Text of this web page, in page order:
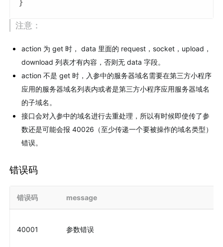
注意：
action 为 get 时， data 里面的 request，socket，upload，
download 列表才有内容，否则无 data 字段。
action 不是 get 时，入参中的服务器域名需要在第三方小程序
应用的服务器域名列表内或者是第三方小程序应用服务器域名
的子域名。
接口会对入参中的域名进行去重处理，所以有时候即使传了参
数还是可能会报 40026（至少传递一个要被操作的域名类型）
错误。
错误码
错误码 message
40001 参数错误